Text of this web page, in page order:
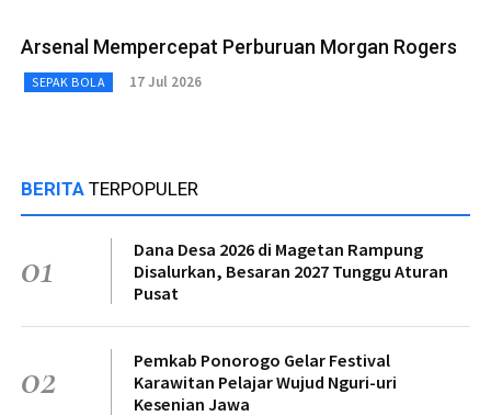
Arsenal Mempercepat Perburuan Morgan Rogers
SEPAK BOLA 17 Jul 2026
BERITA TERPOPULER
01
Dana Desa 2026 di Magetan Rampung
Disalurkan, Besaran 2027 Tunggu Aturan
Pusat
02
Pemkab Ponorogo Gelar Festival
Karawitan Pelajar Wujud Nguri-uri
Kesenian Jawa